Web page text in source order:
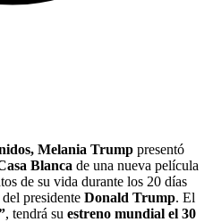
Melania Trump presentó
Blanca de una nueva película
de su vida durante los 20 días
presidente Donald Trump. El
, tendrá su estreno mundial el 30